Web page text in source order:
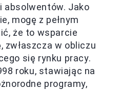
absolwentów. Jako
mogę z pełnym
że to wsparcie
, zwłaszcza w obliczu
się rynku pracy.
roku, stawiając na
programy,